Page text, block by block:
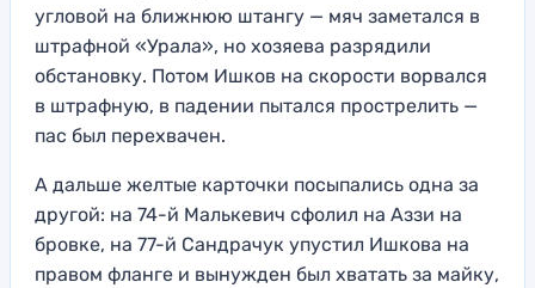
угловой на ближнюю штангу — мяч заметался в
штрафной «Урала», но хозяева разрядили
обстановку. Потом Ишков на скорости ворвался
в штрафную, в падении пытался прострелить —
пас был перехвачен.
А дальше желтые карточки посыпались одна за
другой: на 74-й Малькевич сфолил на Аззи на
бровке, на 77-й Сандрачук упустил Ишкова на
правом фланге и вынужден был хватать за майку,